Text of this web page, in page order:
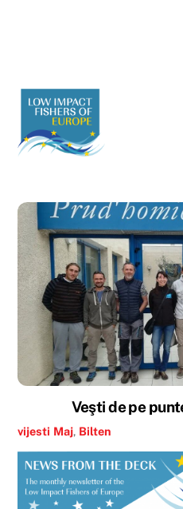
Veşti de pe
vijesti Maj, Bilten